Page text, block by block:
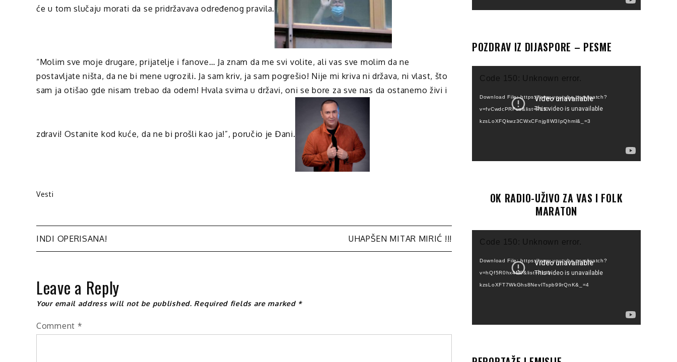
će u tom slučaju morati da se pridržavava određenog pravila.
“Molim sve moje drugare, prijatelje i fanove… Ja znam da me svi volite, ali vas sve molim da ne
postavljate ništa, da ne bi mene ugrozili. Ja sam kriv, ja sam pogrešio! Nije mi kriva ni država, ni vlast, što
sam ja otišao gde nisam trebao da odem! Hvala svima u državi, oni se bore za sve nas da ostanemo živi i
zdravi! Ostanite kod kuće, da ne bi prošli kao ja!”, poručio je Đani.
Vesti
Post
INDI OPERISANA! UHAPŠEN MITAR MIRIĆ !!!
Leave a Reply
Your email address will not be published. Required fields are marked *
Comment *
POZDRAV IZ DIJASPORE – PESME
Player
Code 150: Unknown error.
Download File: https://www.youtube.com/watch?
v=fvCwdcPRFus&list=PLI0-
kzsLoXFQkwz3CWxCFnjg8W3IpQhml&_=3
OK RADIO-UŽIVO ZA VAS I FOLK
MARATON
Player
Code 150: Unknown error.
Download File: https://www.youtube.com/watch?
v=hQf5R0hx4M0&list=PLI0-
kzsLoXFT7WkGhs8NevITspb99rQnK&_=4